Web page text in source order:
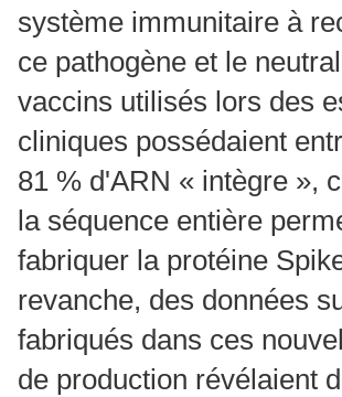
système immunitaire à
ce pathogène et le
vaccins utilisés lors des
cliniques possédaient
81 % d'ARN « intègre »,
la séquence entière
fabriquer la protéine
revanche, des données
fabriqués dans ces
de production révélaient